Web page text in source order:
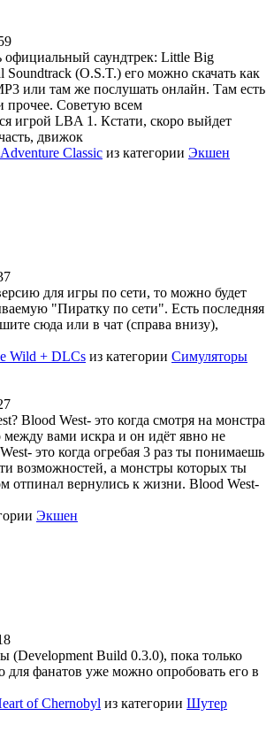
официальный саундтрек: Little Big
Soundtrack (O.S.T.) его можно скачать как
или там же послушать онлайн. Там есть
прочее. Советую всем
игрой LBA 1. Кстати, скоро выйдет
движок
Classic из категории Экшен
для игры по сети, то можно будет
"Пиратку по сети". Есть последняя
сюда или в чат (справа внизу),
Wild + DLCs из категории Симуляторы
Blood West- это когда смотря на монстра
вами искра и он идёт явно не
это когда огребая 3 раз ты понимаешь
возможностей, а монстры которых ты
отпинал вернулись к жизни. Blood West-
Экшен
(Development Build 0.3.0), пока только
для фанатов уже можно опробовать его в
of Chernobyl из категории Шутер